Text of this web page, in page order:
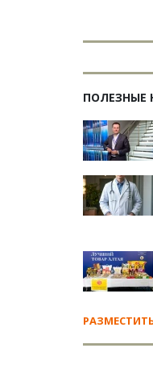
ПОЛЕЗНЫЕ